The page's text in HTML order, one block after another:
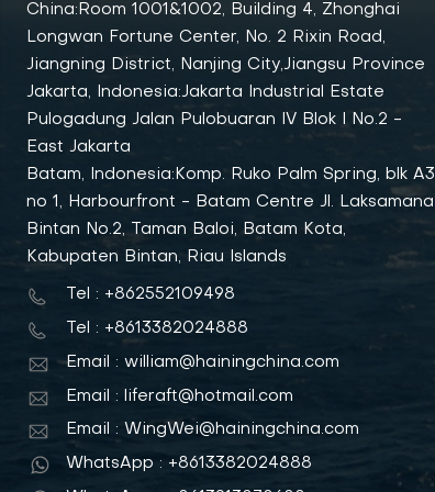
China:Room 1001&1002, Building 4, Zhonghai
Longwan Fortune Center, No. 2 Rixin Road,
Jiangning District, Nanjing City,Jiangsu Province
Jakarta, Indonesia:Jakarta Industrial Estate
Pulogadung Jalan Pulobuaran IV Blok I No.2 -
East Jakarta
Batam, Indonesia:Komp. Ruko Palm Spring, blk A3
no 1, Harbourfront - Batam Centre Jl. Laksamana
Bintan No.2, Taman Baloi, Batam Kota,
Kabupaten Bintan, Riau Islands
Tel : +862552109498
Tel : +8613382024888
Email : william@hainingchina.com
Email : liferaft@hotmail.com
Email : WingWei@hainingchina.com
WhatsApp : +8613382024888